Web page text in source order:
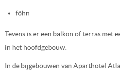
föhn
Tevens is er een balkon of terras met
in het hoofdgebouw.
In de bijgebouwen van Aparthotel